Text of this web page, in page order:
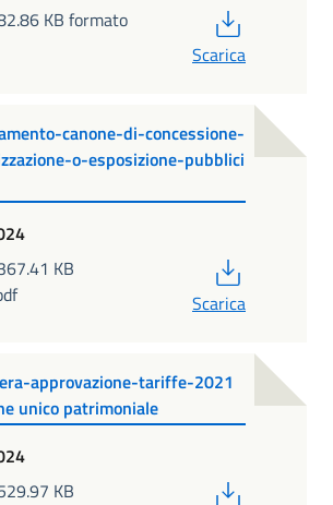
KB formato
Scarica
canone-di-concessione-
o-esposizione-pubblici
KB
Scarica
approvazione-tariffe-2021
unico patrimoniale
KB